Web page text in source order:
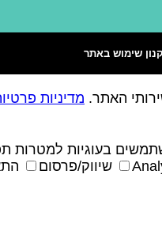
שימוש באתר
האתר. מדיניות
בעוגיות למטרות
שיווק/פרסום